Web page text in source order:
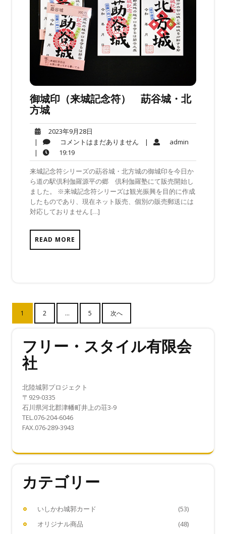
御城印（来城記念符） 莇谷城・北
方城
2023年9月28日
年
月
28
日
| コメントはまだありません
ン
ト
は
ま
だ
| admin
|
19:1919:19
来城記念符シリーズの莇谷城・北方城の御城印を今日か
ら道の駅倶利伽羅源平の郷 倶利伽羅塾にて販売開始し
ました。 ※来城記念符シリーズは観光振興を目的に作成
したものであり、現在ネット販売、個別の販売郵送には
対応しておりません […]
READ MORE
投
稿
の
ペ
ー
ジ
送
り
1 2 … 5 次へ
フリー・スタイル有限会
社
北陸城郭プロジェクト
〒929-0335
石川県河北郡津幡町井上の荘3-9
TEL.076-204-6046
FAX.076-289-3943
カテゴリー
いしかわ城郭カード
(53)
オリジナル商品
(48)